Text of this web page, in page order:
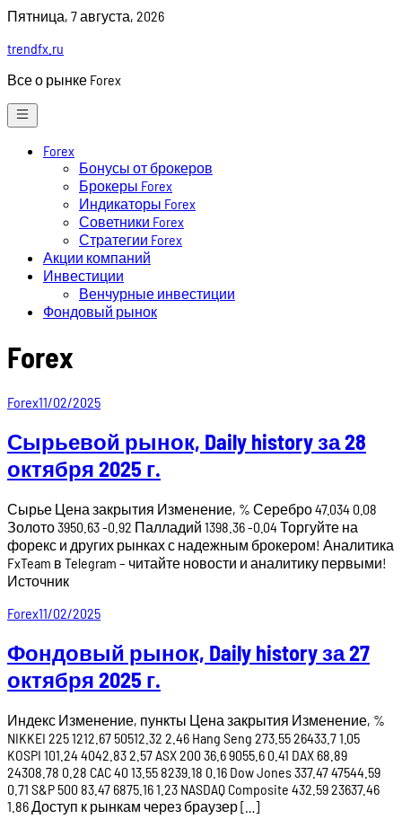
Skip
content
Пятница, 7 августа, 2026
trendfx.ru
Все о рынке Forex
Forex
Бонусы от брокеров
Брокеры Forex
Индикаторы Forex
Советники Forex
Стратегии Forex
Акции компаний
Инвестиции
Венчурные инвестиции
Фондовый рынок
Forex
Forex11/02/2025
Сырьевой рынок, Daily history за 28
октября 2025 г.
Сырье Цена закрытия Изменение, % Серебро 47.034 0.08
Золото 3950.63 -0.92 Палладий 1398.36 -0.04 Торгуйте на
форекс и других рынках с надежным брокером! Аналитика
FxTeam в Telegram – читайте новости и аналитику первыми!
Источник
Forex11/02/2025
Фондовый рынок, Daily history за 27
октября 2025 г.
Индекс Изменение, пункты Цена закрытия Изменение, %
NIKKEI 225 1212.67 50512.32 2.46 Hang Seng 273.55 26433.7 1.05
KOSPI 101.24 4042.83 2.57 ASX 200 36.6 9055.6 0.41 DAX 68.89
24308.78 0.28 CAC 40 13.55 8239.18 0.16 Dow Jones 337.47 47544.59
0.71 S&P 500 83.47 6875.16 1.23 NASDAQ Composite 432.59 23637.46
1.86 Доступ к рынкам через браузер […]